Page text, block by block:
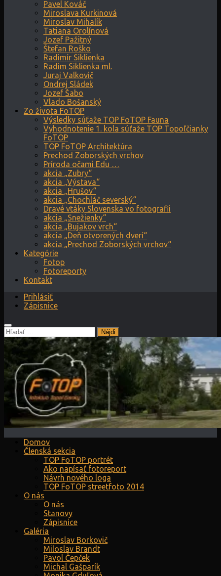
Pavel Kováč
Miroslava Kurkinová
Miroslav Mihalík
Tatiana Orolínová
Jozef Pažitný
Štefan Roško
Radimír Siklienka
Radim Siklienka ml.
Juraj Valkovič
Ondrej Sládek
Jozef Šabo
Vlado Bošanský
Zo života FoTOP
Výsledky súťaže TOP FoTOP Fauna
Vyhodnotenie 1. kola súťaže TOP Topoľčianky
FoTOP
TOP FoTOP Architektúra
Prechod Zoborských vrchov
Príroda očami Edu …
akcia „Zubry“
akcia „Výstava“
akcia „Hrušov“
akcia „Chochláč severský“
Dravé vtáky Slovenska vo fotografii
akcia „Snežienky“
akcia „Bujakov vrch“
akcia „Deň otvorených dverí“
akcia „Prechod Zoborských vrchov“
Kategórie
Fotop
Fotoreporty
Kontakt
Prihlásiť
Zápisnice
Hľadať:
Domov
Členská sekcia
TOP FoTOP portrét
Ako napísať fotoreport
Návrh nového loga
TOP FoTOP streetfoto 2014
O nás
O nás
Stanovy
Zápisnice
Galéria
Miroslav Borkovič
Miloslav Brandt
Pavol Čepček
Michal Gašparík